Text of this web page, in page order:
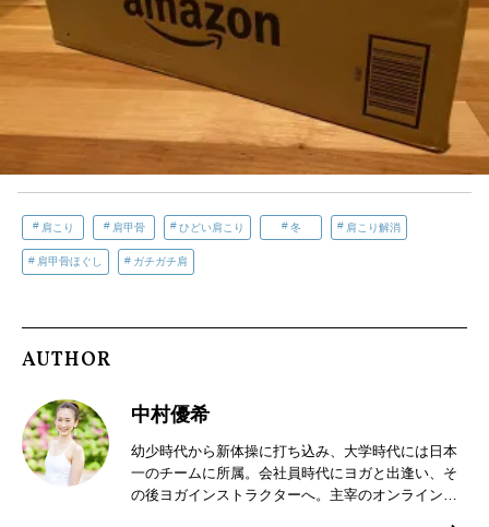
肩こり 肩甲骨 ひどい肩こり 冬 肩こり解消
肩甲骨ほぐし ガチガチ肩
AUTHOR
中村優希
幼少時代から新体操に打ち込み、大学時代には日本
一のチームに所属。会社員時代にヨガと出逢い、そ
の後ヨガインストラクターへ。主宰のオンラインレ